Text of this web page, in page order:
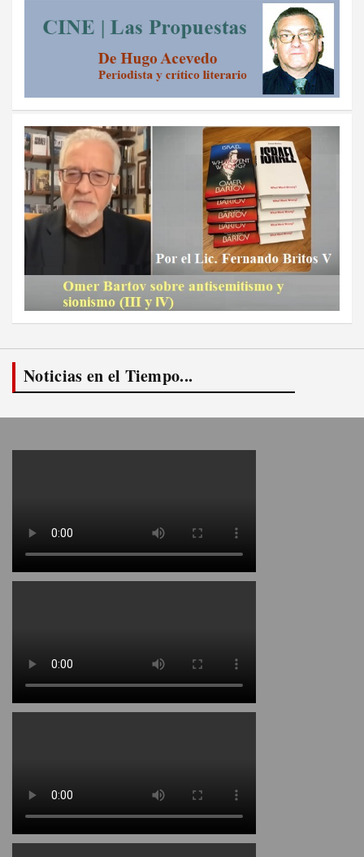
Noticias en el Tiempo...